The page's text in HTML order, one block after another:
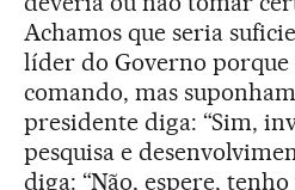
Achamos que seria
líder do Governo porque
comando, mas
presidente diga: “Sim,
pesquisa e
diga: “Não, espere,